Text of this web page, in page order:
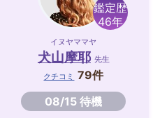
鑑定歴
46年
イヌヤママヤ
犬山摩耶 先生
クチコミ
79件
08/15 待機